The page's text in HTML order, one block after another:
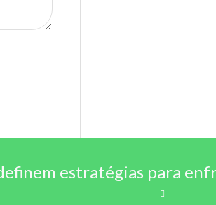
estratégias para